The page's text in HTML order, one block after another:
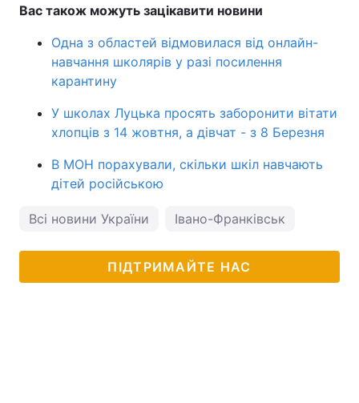
Вас також можуть зацікавити новини
Одна з областей відмовилася від онлайн-
навчання школярів у разі посилення
карантину
У школах Луцька просять заборонити вітати
хлопців з 14 жовтня, а дівчат - з 8 Березня
В МОН порахували, скільки шкіл навчають
дітей російською
Всі новини України Івано-Франківськ
ПІДТРИМАЙТЕ НАС